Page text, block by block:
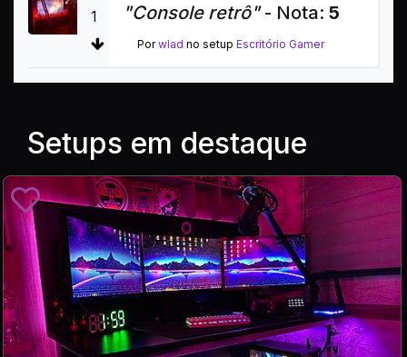
1 "Console retrô"- Nota: 5
Porwlad no setup Escritório Gamer
Setups em destaque